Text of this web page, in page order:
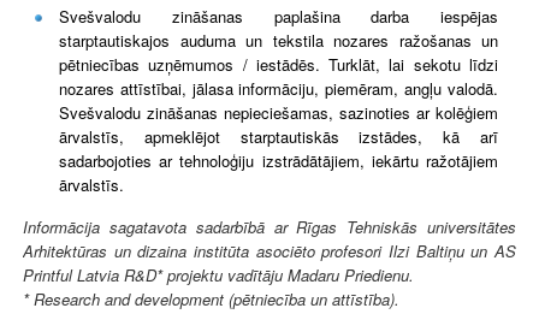
Svešvalodu zināšanas paplašina darba iespējas
starptautiskajos auduma un tekstila nozares ražošanas un
pētniecības uzņēmumos / iestādēs. Turklāt, lai sekotu līdzi
nozares attīstībai, jālasa informāciju, piemēram, angļu valodā.
Svešvalodu zināšanas nepieciešamas, sazinoties ar kolēģiem
ārvalstīs, apmeklējot starptautiskās izstādes, kā arī
sadarbojoties ar tehnoloģiju izstrādātājiem, iekārtu ražotājiem
ārvalstīs.
Informācija sagatavota sadarbībā ar Rīgas Tehniskās universitātes
Arhitektūras un dizaina institūta asociēto profesori Ilzi Baltiņu un AS
Printful Latvia R&D* projektu vadītāju Madaru Priedienu.
* Research and development (pētniecība un attīstība).